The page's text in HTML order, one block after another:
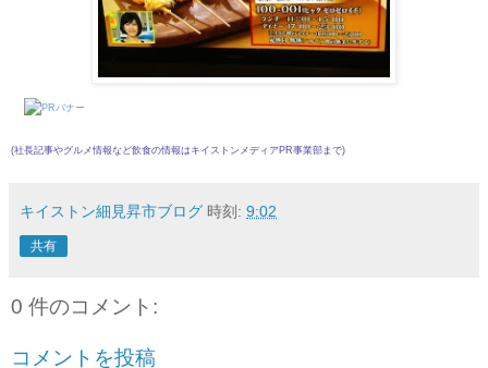
(社長記事やグルメ情報など飲食の情報は キイストンメディアPR事業部 まで)
キイストン細見昇市ブログ 時刻: 9:02
共有
0 件のコメント:
コメントを投稿